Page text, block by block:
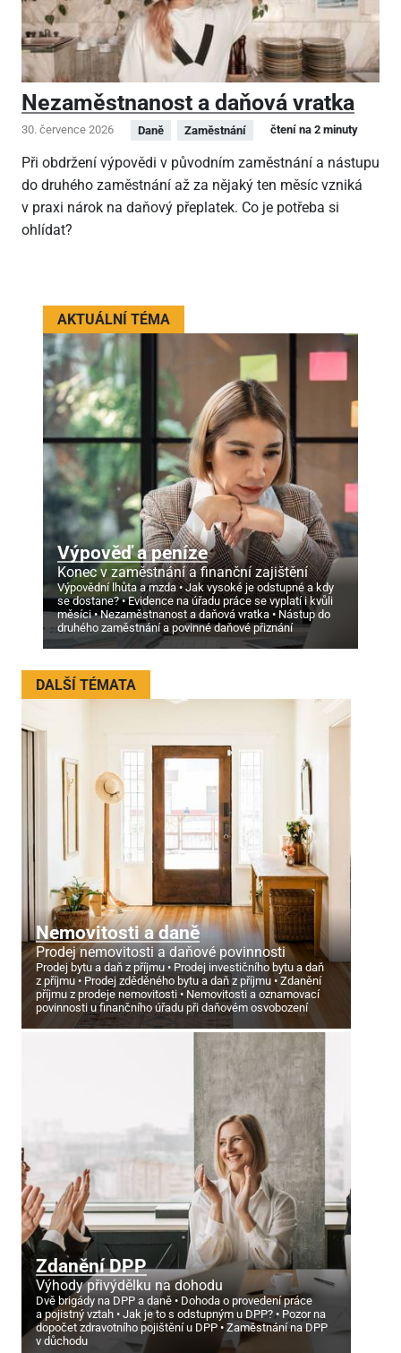
Nezaměstnanost a daňová vratka
30. července 2026 Daně Zaměstnání čtení na 2 minuty
Při obdržení výpovědi v původním zaměstnání a nástupu
do druhého zaměstnání až za nějaký ten měsíc vzniká
v praxi nárok na daňový přeplatek. Co je potřeba si
ohlídat?
AKTUÁLNÍ TÉMA
Výpověď a peníze
Konec v zaměstnání a finanční zajištění
Výpovědní lhůta a mzda
Jak vysoké je odstupné a kdy
se dostane?
Evidence na úřadu práce se vyplatí i kvůli
měsíci
Nezaměstnanost a daňová vratka
Nástup do
druhého zaměstnání a povinné daňové přiznání
DALŠÍ TÉMATA
Nemovitosti a daně
Prodej nemovitosti a daňové povinnosti
Prodej bytu a daň z příjmu
Prodej investičního bytu a daň
z příjmu
Prodej zděděného bytu a daň z příjmu
Zdanění
příjmu z prodeje nemovitosti
Nemovitosti a oznamovací
povinnosti u finančního úřadu při daňovém osvobození
Zdanění DPP
Výhody přivýdělku na dohodu
Dvě brigády na DPP a daně
Dohoda o provedení práce
a pojistný vztah
Jak je to s odstupným u DPP?
Pozor na
dopočet zdravotního pojištění u DPP
Zaměstnání na DPP
v důchodu